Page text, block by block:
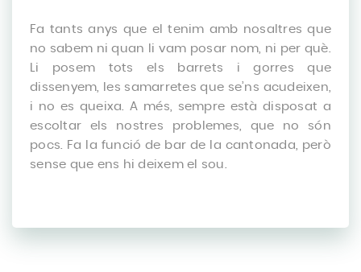
Fa tants anys que el tenim amb nosaltres que
no sabem ni quan li vam posar nom, ni per què.
Li posem tots els barrets i gorres que
dissenyem, les samarretes que se’ns acudeixen,
i no es queixa. A més, sempre està disposat a
escoltar els nostres problemes, que no són
pocs. Fa la funció de bar de la cantonada, però
sense que ens hi deixem el sou.